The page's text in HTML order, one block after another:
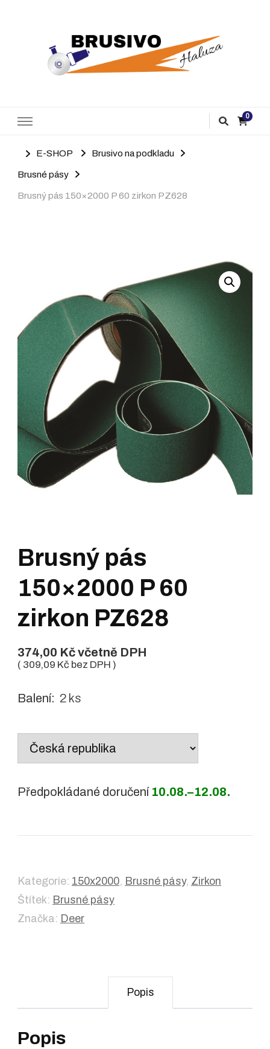
0
E-SHOP Brusivo na podkladu
Brusné pásy
Brusný pás 150×2000 P 60 zirkon PZ628
Brusný pás
150×2000 P 60
zirkon PZ628
374,00 Kčvčetně DPH
( 309,09 Kč bez DPH )
Balení: 2 ks
Country
Předpokládané doručení 10.08.–12.08.
Kategorie: 150x2000, Brusné pásy, Zirkon
Štítek: Brusné pásy
Značka: Deer
Popis
Popis